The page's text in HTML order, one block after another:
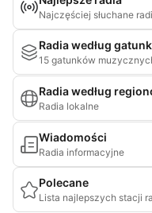
Najczęściej słuchane
Radia według
15 gatunków
Radia według
Radia lokalne
Wiadomości
Radia informacyjne
Polecane
Lista najlepszych stacji